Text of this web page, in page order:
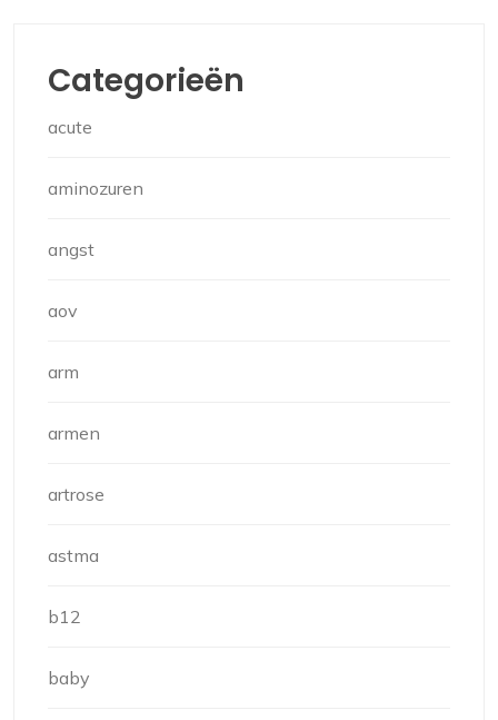
Categorieën
acute
aminozuren
angst
aov
arm
armen
artrose
astma
b12
baby